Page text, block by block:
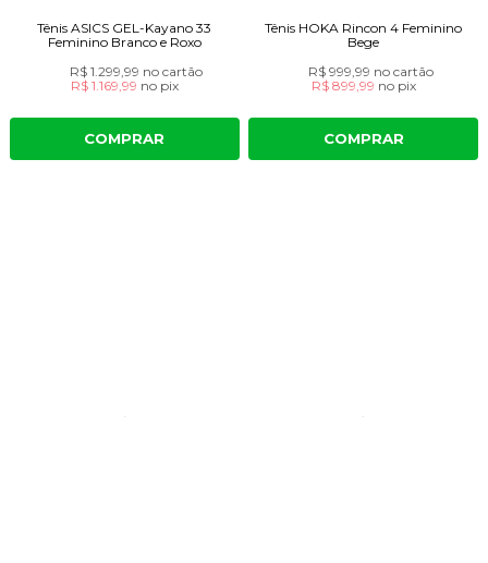
Tênis ASICS GEL-Kayano 33
Feminino Branco e Roxo
R$ 1.299,99 no cartão
R$ 1.169,99 no pix
COMPRAR
Tênis HOKA Rincon 4 Feminino
Bege
R$ 999,99 no cartão
R$ 899,99 no pix
COMPRAR